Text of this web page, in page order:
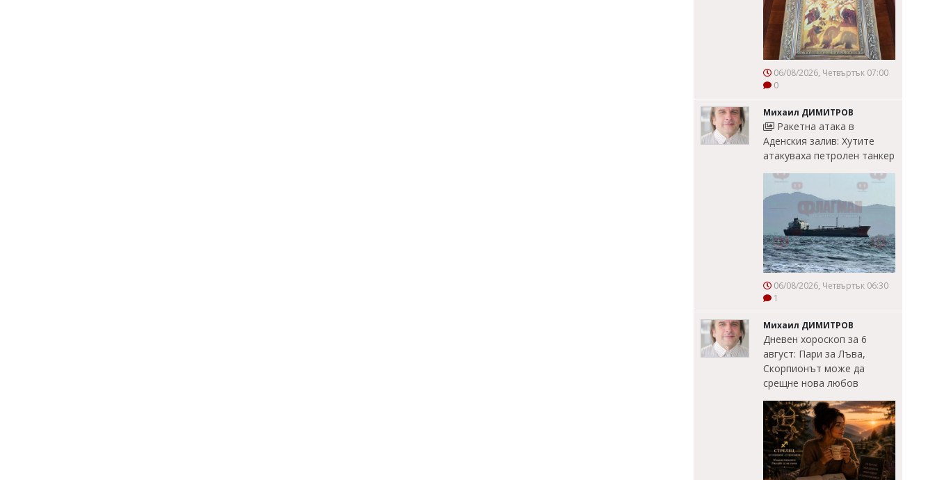
06/08/2026, Четвъртък 07:00
0
Михаил ДИМИТРОВ
Ракетна атака в
Аденския залив: Хутите
атакуваха петролен танкер
06/08/2026, Четвъртък 06:30
1
Михаил ДИМИТРОВ
Дневен хороскоп за 6
август: Пари за Лъва,
Скорпионът може да
срещне нова любов